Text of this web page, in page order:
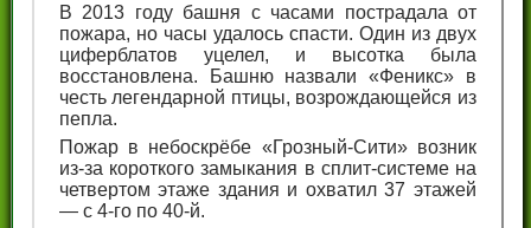
В 2013 году башня с часами пострадала от
пожара, но часы удалось спасти. Один из двух
циферблатов уцелел, и высотка была
восстановлена. Башню назвали «Феникс» в
честь легендарной птицы, возрождающейся из
пепла.
Пожар в небоскрёбе «Грозный-Сити» возник
из-за короткого замыкания в сплит-системе на
четвертом этаже здания и охватил 37 этажей
— с 4-го по 40-й.